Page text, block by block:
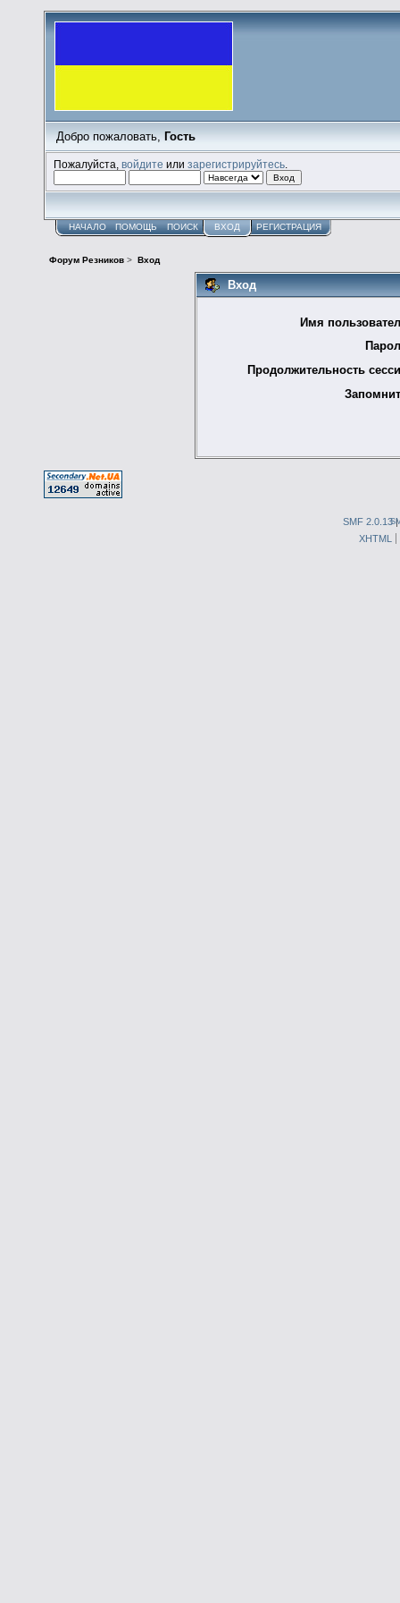
Добро пожаловать, Гость
Пожалуйста,войдите илизарегистрируйтесь
НАЧАЛО ПОМОЩЬ ПОИСК ВХОД РЕГИСТРАЦИЯ
Форум Резников > Вход
Вход
Имя
Продолжительность
SMF 2.0.13|
XHTML